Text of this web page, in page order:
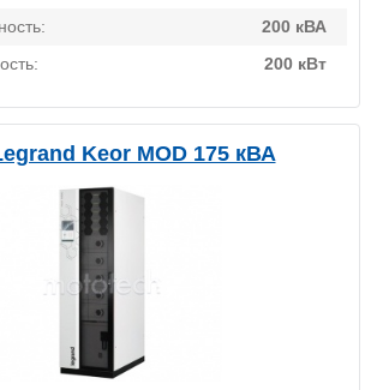
200 кВА
200 кВт
Keor MOD 175 кВА